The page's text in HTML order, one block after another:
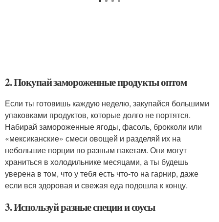
2. Покупай замороженные продукты оптом
Если ты готовишь каждую неделю, закупайся большими
упаковками продуктов, которые долго не портятся.
Набирай замороженные ягоды, фасоль, брокколи или
«мексиканские» смеси овощей и разделяй их на
небольшие порции по разным пакетам. Они могут
храниться в холодильнике месяцами, а ты будешь
уверена в том, что у тебя есть что-то на гарнир, даже
если вся здоровая и свежая еда подошла к концу.
3. Используй разные специи и соусы